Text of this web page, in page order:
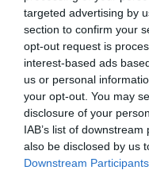
targeted advertising by
section to confirm your
opt-out request is
interest-based ads
us or personal
your opt-out. You may
disclosure of your
IAB’s list of
also be disclosed by us
Downstream Participants
megtapasztalhatják a
bevétel egyaránt
egy jól megtervezett
legpozitívabb
Megosztás: Facebook
Címkék: horoszkóp